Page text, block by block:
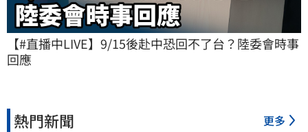
【#直播中LIVE】9/15後赴中恐回不了台？陸委會時事
回應
熱門新聞 更多